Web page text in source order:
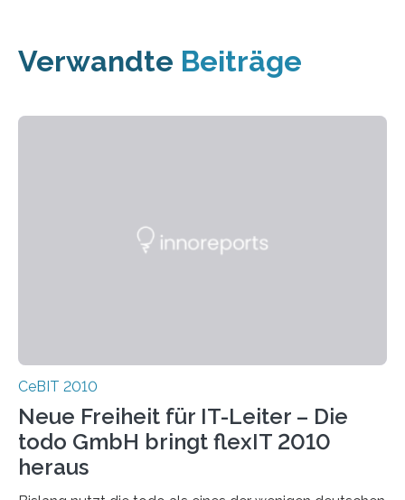
Verwandte Beiträge
CeBIT 2010
Neue Freiheit für IT-Leiter – Die
todo GmbH bringt flexIT 2010
heraus